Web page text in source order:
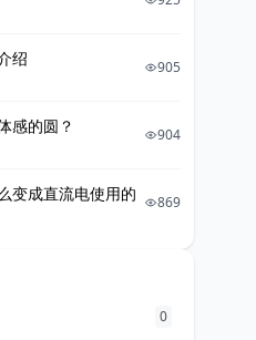
绍 905
感的圆？ 904
变成直流电使用的 869
0